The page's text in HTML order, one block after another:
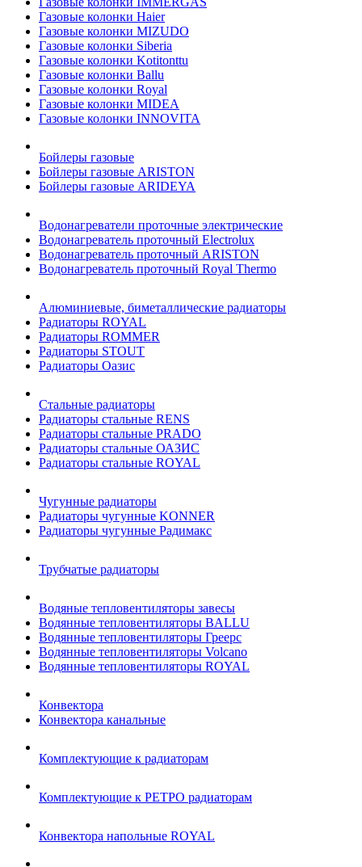
Газовые колонки Haier
Газовые колонки MIZUDO
Газовые колонки Siberia
Газовые колонки Kotitonttu
Газовые колонки Ballu
Газовые колонки Royal
Газовые колонки MIDEA
Газовые колонки INNOVITA
Бойлеры газовые
Бойлеры газовые ARISTON
Бойлеры газовые ARIDEYA
Водонагреватели проточные электрические
Водонагреватель проточный Electrolux
Водонагреватель проточный ARISTON
Водонагреватель проточный Royal Thermo
Алюминиевые, биметаллические радиаторы
Радиаторы ROYAL
Радиаторы ROMMER
Радиаторы STOUT
Радиаторы Оазис
Стальные радиаторы
Радиаторы стальные RENS
Радиаторы стальные PRADO
Радиаторы стальные ОАЗИС
Радиаторы стальные ROYAL
Чугунные радиаторы
Радиаторы чугунные KONNER
Радиаторы чугунные Радимакс
Трубчатые радиаторы
Водяные тепловентиляторы завесы
Водянные тепловентиляторы BALLU
Водянные тепловентиляторы Греерс
Водянные тепловентиляторы Volcano
Водянные тепловентиляторы ROYAL
Конвектора
Конвектора канальные
Комплектующие к радиаторам
Комплектующие к РЕТРО радиаторам
Конвектора напольные ROYAL